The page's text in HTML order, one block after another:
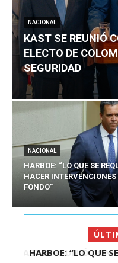
NACIONAL
KAST SE REUNIÓ
ELECTO DE
SEGURIDAD
NACIONAL
HARBOE: “LO QUE SE
HACER
FONDO”
HARBOE: “LO QUE